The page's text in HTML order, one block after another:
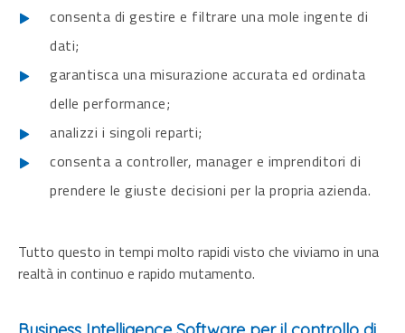
consenta di gestire e filtrare una mole ingente di
dati;
garantisca una misurazione accurata ed ordinata
delle performance;
analizzi i singoli reparti;
consenta a controller, manager e imprenditori di
prendere le giuste decisioni per la propria azienda.
Tutto questo in tempi molto rapidi visto che viviamo in una
realtà in continuo e rapido mutamento.